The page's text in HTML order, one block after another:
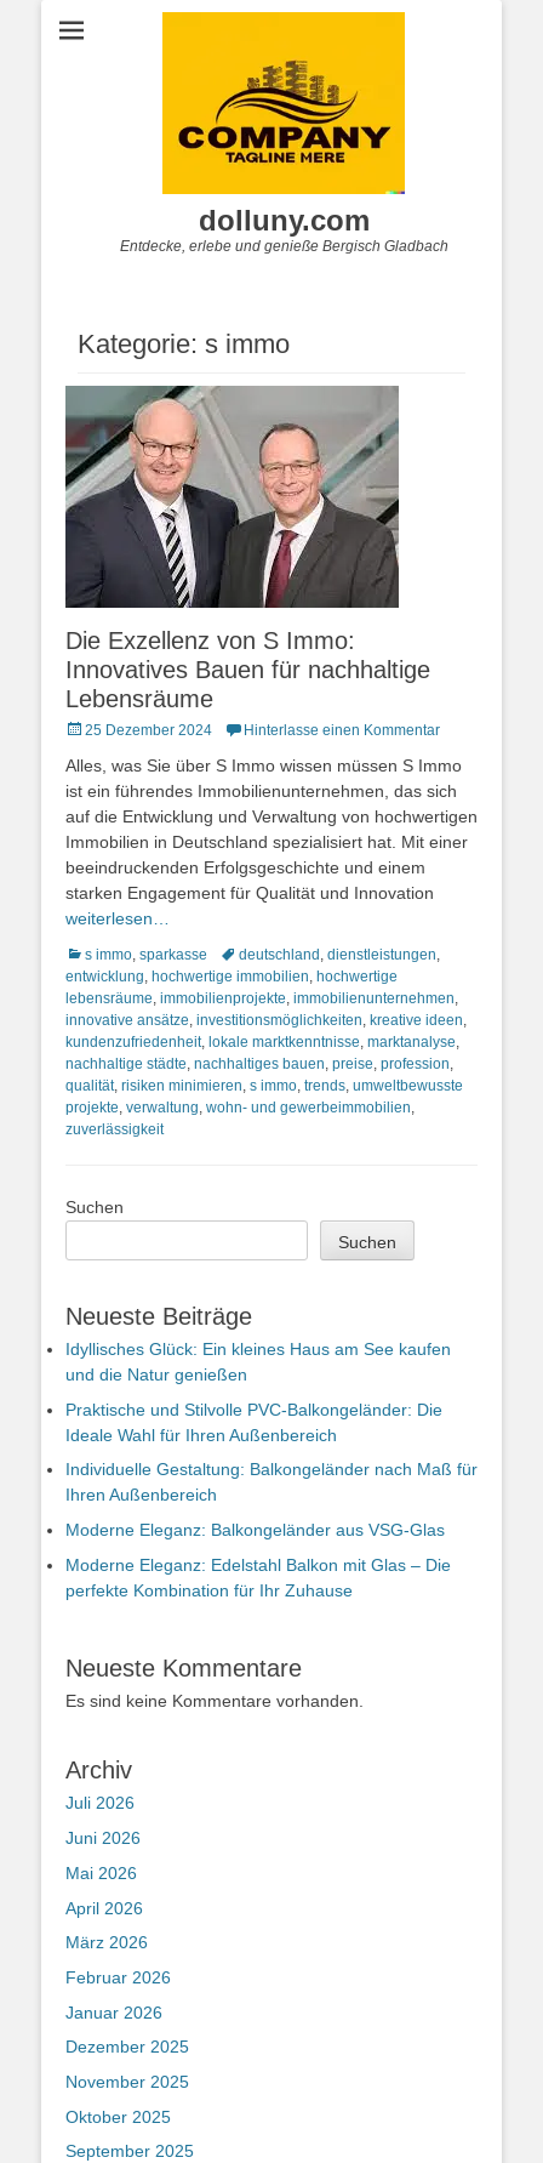
dolluny.com
Entdecke, erlebe und genieße Bergisch Gladbach
Kategorie: s immo
Die Exzellenz von S Immo:
Innovatives Bauen für nachhaltige
Lebensräume
Posted
25 Dezember 2024 Hinterlasse einen Kommentar
Alles, was Sie über S Immo wissen müssen S Immo
ist ein führendes Immobilienunternehmen, das sich
auf die Entwicklung und Verwaltung von hochwertigen
Immobilien in Deutschland spezialisiert hat. Mit einer
beeindruckenden Erfolgsgeschichte und einem
starken Engagement für Qualität und Innovation
weiterlesen…
Kategorien
s immo, sparkasse Schlagworte
deutschland , dienstleistungen,
entwicklung, hochwertige immobilien, hochwertige
lebensräume, immobilienprojekte, immobilienunternehmen,
innovative ansätze, investitionsmöglichkeiten, kreative ideen,
kundenzufriedenheit, lokale marktkenntnisse, marktanalyse,
nachhaltige städte, nachhaltiges bauen, preise, profession,
qualität, risiken minimieren, s immo, trends, umweltbewusste
projekte, verwaltung, wohn- und gewerbeimmobilien,
zuverlässigkeit
Suchen
Suchen
Neueste Beiträge
Idyllisches Glück: Ein kleines Haus am See kaufen
und die Natur genießen
Praktische und Stilvolle PVC-Balkongeländer: Die
Ideale Wahl für Ihren Außenbereich
Individuelle Gestaltung: Balkongeländer nach Maß für
Ihren Außenbereich
Moderne Eleganz: Balkongeländer aus VSG-Glas
Moderne Eleganz: Edelstahl Balkon mit Glas – Die
perfekte Kombination für Ihr Zuhause
Neueste Kommentare
Es sind keine Kommentare vorhanden.
Archiv
Juli 2026
Juni 2026
Mai 2026
April 2026
März 2026
Februar 2026
Januar 2026
Dezember 2025
November 2025
Oktober 2025
September 2025